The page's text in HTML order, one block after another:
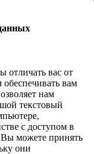
отличать вас от
обеспечивать вам
нам
текстовый
с доступом в
можете принять
они